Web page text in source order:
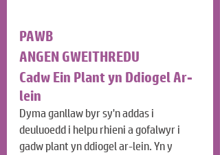
PAWB
ANGEN GWEITHREDU
Cadw Ein Plant yn Ddiogel Ar-
lein
Dyma ganllaw byr sy'n addas i
deuluoedd i helpu rhieni a gofalwyr i
gadw plant yn ddiogel ar-lein. Yn y